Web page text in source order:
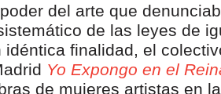
del arte que
de las leyes de
idéntica finalidad, el
Yo Expongo en el
de mujeres artistas en